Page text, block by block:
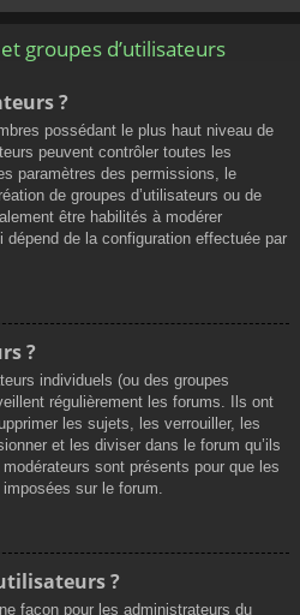
groupes d’utilisateurs
?
possédant le plus haut niveau de
peuvent contrôler toutes les
paramètres des permissions, le
de groupes d’utilisateurs ou de
être habilités à modérer
dépend de la configuration effectuée par
?
individuels (ou des groupes
régulièrement les forums. Ils ont
les sujets, les verrouiller, les
et les diviser dans le forum qu’ils
sont présents pour que les
sur le forum.
?
façon pour les administrateurs du